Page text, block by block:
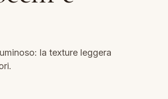
la texture leggera